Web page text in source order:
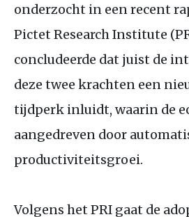
onderzocht in een recent
Pictet Research Institute (
concludeerde dat juist de
deze twee krachten een
tijdperk inluidt, waarin de
aangedreven door
productiviteitsgroei.
Volgens het PRI gaat de